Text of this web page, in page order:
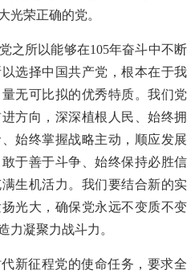
光荣正确的党。
之所以能够在105年奋斗中不断
选择中国共产党，根本在于我
无可比拟的优秀特质。我们党
方向，深深植根人民、始终拥
始终掌握战略主动，顺应发展
于善于斗争、始终保持必胜信
生机活力。我们要结合新的实
光大，确保党永远不变质不变
力凝聚力战斗力。
新征程党的使命任务，要求全